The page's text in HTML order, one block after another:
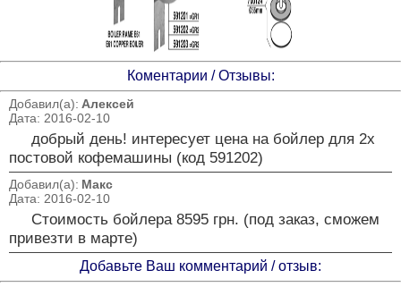
Коментарии / Отзывы:
Добавил(а): Алексей
Дата: 2016-02-10
добрый день! интересует цена на бойлер для 2х
постовой кофемашины (код 591202)
Добавил(а): Макс
Дата: 2016-02-10
Стоимость бойлера 8595 грн. (под заказ, сможем
привезти в марте)
Добавьте Ваш комментарий / отзыв: